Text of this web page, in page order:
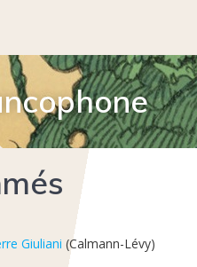
Giuliani (Calmann-Lévy)